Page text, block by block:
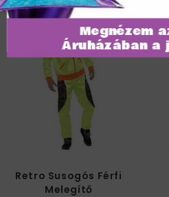
Retro Susogós Férfi
Melegítő
Megnézem
Áruházában a